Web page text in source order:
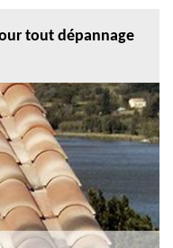
tout dépannage